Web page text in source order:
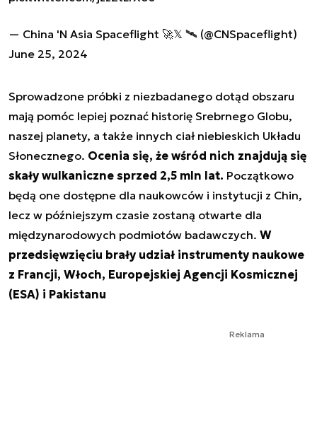
— China 'N Asia Spaceflight 🚀𝕏 🛰️ (@CNSpaceflight)
June 25, 2024
Sprowadzone próbki z niezbadanego dotąd obszaru
mają pomóc lepiej poznać historię Srebrnego Globu,
naszej planety, a także innych ciał niebieskich Układu
Słonecznego. Ocenia się, że wśród nich znajdują się
skały wulkaniczne sprzed 2,5 mln lat. Początkowo
będą one dostępne dla naukowców i instytucji z Chin,
lecz w późniejszym czasie zostaną otwarte dla
międzynarodowych podmiotów badawczych. W
przedsięwzięciu brały udział instrumenty naukowe
z Francji, Włoch, Europejskiej Agencji Kosmicznej
(ESA) i Pakistanu
Reklama